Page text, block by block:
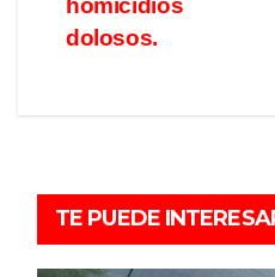
homicidios
dolosos.
TE PUEDE